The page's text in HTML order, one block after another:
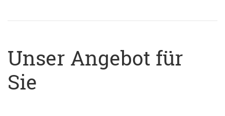
Unser Angebot für
Sie